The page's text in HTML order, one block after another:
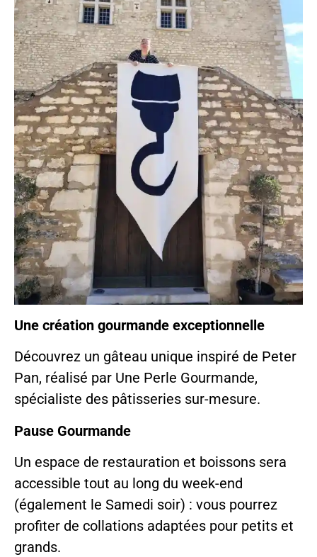
Une création gourmande exceptionnelle
Découvrez un gâteau unique inspiré de Peter
Pan, réalisé par Une Perle Gourmande,
spécialiste des pâtisseries sur-mesure.
Pause Gourmande
Un espace de restauration et boissons sera
accessible tout au long du week-end
(également le Samedi soir) : vous pourrez
profiter de collations adaptées pour petits et
grands.